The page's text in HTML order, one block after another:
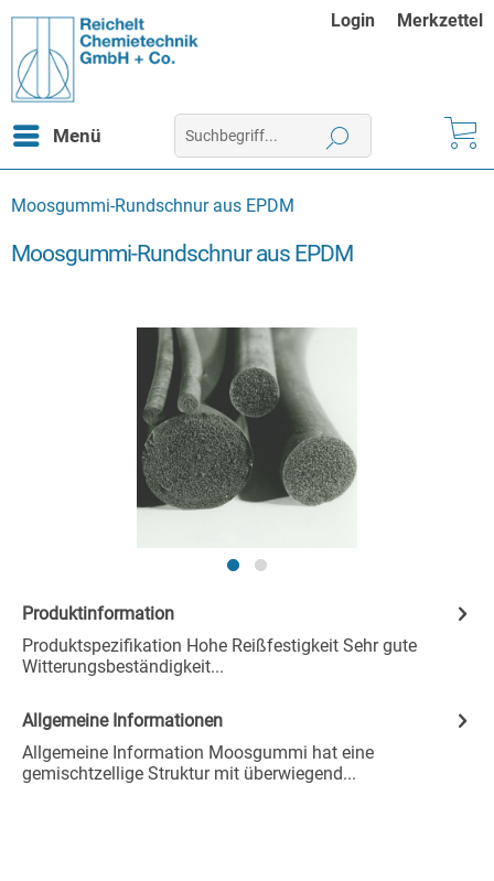
Login Merkzettel
Menü
Moosgummi-Rundschnur aus EPDM
Moosgummi-Rundschnur aus EPDM
Produktinformation
Produktspezifikation Hohe Reißfestigkeit Sehr gute
Witterungsbeständigkeit...
Allgemeine Informationen
Allgemeine Information Moosgummi hat eine
gemischtzellige Struktur mit überwiegend...